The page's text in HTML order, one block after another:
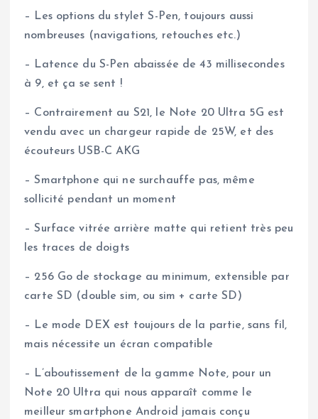
– Les options du stylet S-Pen, toujours aussi
nombreuses (navigations, retouches etc.)
– Latence du S-Pen abaissée de 43 millisecondes
à 9, et ça se sent !
– Contrairement au S21, le Note 20 Ultra 5G est
vendu avec un chargeur rapide de 25W, et des
écouteurs USB-C AKG
– Smartphone qui ne surchauffe pas, même
sollicité pendant un moment
– Surface vitrée arrière matte qui retient très peu
les traces de doigts
– 256 Go de stockage au minimum, extensible par
carte SD (double sim, ou sim + carte SD)
– Le mode DEX est toujours de la partie, sans fil,
mais nécessite un écran compatible
– L’aboutissement de la gamme Note, pour un
Note 20 Ultra qui nous apparaît comme le
meilleur smartphone Android jamais conçu